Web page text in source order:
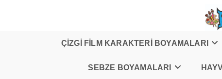
ÇİZGİ FİLM KARAKTERİ BOYAMALARI
SEBZE BOYAMALARI